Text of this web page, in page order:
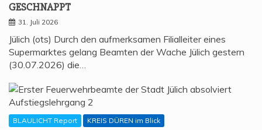
GESCHNAPPT
31. Juli 2026
Jülich (ots) Durch den aufmerksamen Filialleiter eines
Supermarktes gelang Beamten der Wache Jülich gestern
(30.07.2026) die…
BLAULICHT Report KREIS DÜREN im Blick